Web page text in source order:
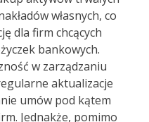
własnych, co
dla firm chcących
bankowych.
w zarządzaniu
aktualizacje
umów pod kątem
Jednakże, pomimo